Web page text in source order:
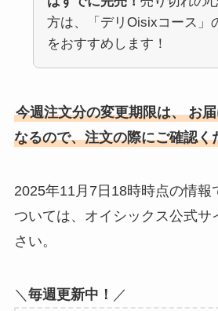
方は、「デリOisixコース」
をおすすめします！
今週注文分の変更期限は、 お
なるので、注文の際にご確認く
2025年11月7日18時時点の情報
ついては、オイシックス公式サ
さい。
＼ 毎週更新中！ ／